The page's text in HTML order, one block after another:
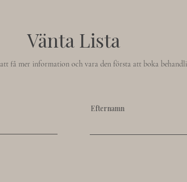
Vänta Lista
få mer information och vara den första att boka
Efternamn